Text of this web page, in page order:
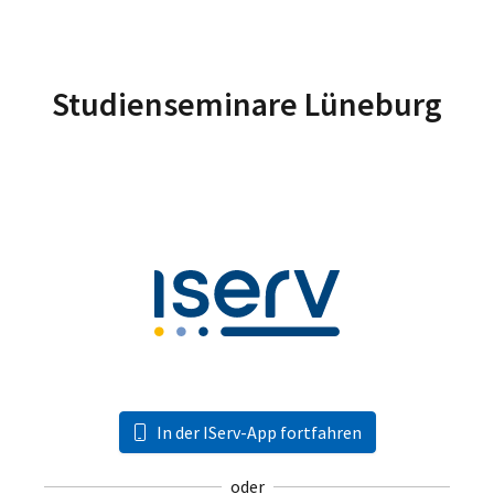
Studienseminare Lüneburg
In der IServ-App fortfahren
oder